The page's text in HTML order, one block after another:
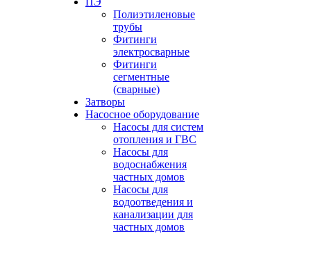
Полиэтиленовые
трубы
Фитинги
электросварные
Фитинги
сегментные
(сварные)
Затворы
Насосное оборудование
Насосы для систем
отопления и ГВС
Насосы для
водоснабжения
частных домов
Насосы для
водоотведения и
канализации для
частных домов